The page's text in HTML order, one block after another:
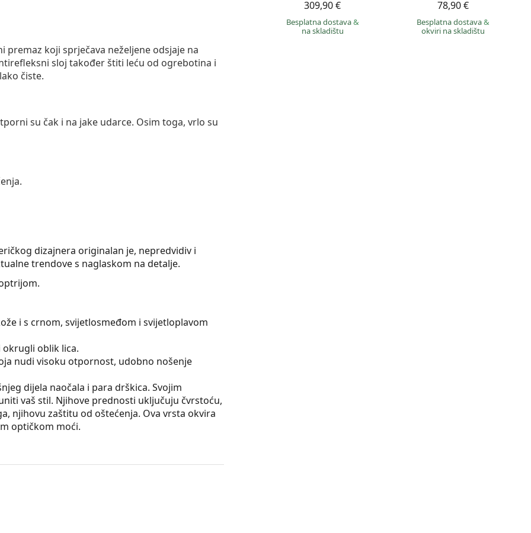
309,90 €
Besplatna dostava&
na skladištu
78,90 €
Besplatna dostava&
okviri na skladištu
premaz koji sprječava neželjene odsjaje na
sloj također štiti leću od ogrebotina i
čiste.
su čak i na jake udarce. Osim toga, vrlo su
dizajnera originalan je, nepredvidiv i
trendove s naglaskom na detalje.
i s crnom, svijetlosmeđom i svijetloplavom
oblik lica.
nudi visoku otpornost, udobno nošenje
dijela naočala i para drškica. Svojim
vaš stil. Njihove prednosti uključuju čvrstoću,
njihovu zaštitu od oštećenja. Ova vrsta okvira
optičkom moći.
i njena izvedba mogu se razlikovati.
naočala. Neki modeli umjesto krpe mogu